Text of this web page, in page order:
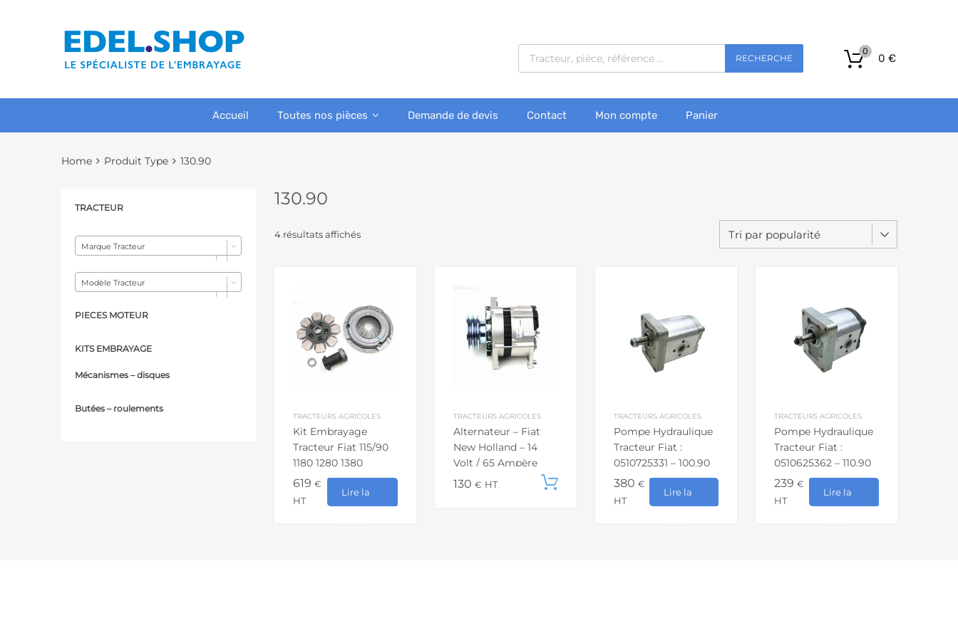
RECHERCHE 0 €
0
Accueil Toutes nos pièces Demande de devis Contact Mon compte Panier
Home Produit Type 130.90
130.90
4 résultats affichés
TRACTEURS AGRICOLES
Kit Embrayage
Tracteur Fiat 115/90
1180 1280 1380
140/90 1580
619 €
HT
Lire la
TRACTEURS AGRICOLES
Alternateur – Fiat
New Holland – 14
Volt / 65 Ampère
Entraxe 70 mm
130 € HT Ajouter au panier
TRACTEURS AGRICOLES
Pompe Hydraulique
Tracteur Fiat :
0510725331 – 100.90
1000 85.90
380 €
HT
Lire la
TRACTEURS AGRICOLES
Pompe Hydraulique
Tracteur Fiat :
0510625362 – 110.90
130.90…
239 €
HT
Lire la
TRACTEUR
Marque Tracteur
Modèle Tracteur
PIECES MOTEUR
KITS EMBRAYAGE
Mécanismes – disques
Butées – roulements